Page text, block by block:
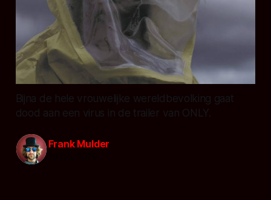
Bijna de hele vrouwelijke wereldbevolking gaat
dood aan een virus in de trailer van ONLY.
Frank Mulder